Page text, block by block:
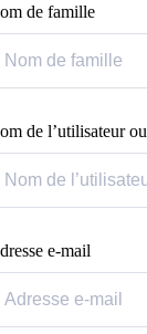
de famille
de l’utilisateur
e-mail